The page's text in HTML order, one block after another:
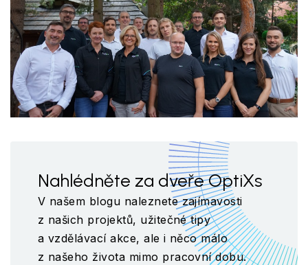
Nahlédněte za dveře OptiXs
V našem blogu naleznete zajímavosti
z našich projektů, užitečné tipy
a vzdělávací akce, ale i něco málo
z našeho života mimo pracovní dobu.